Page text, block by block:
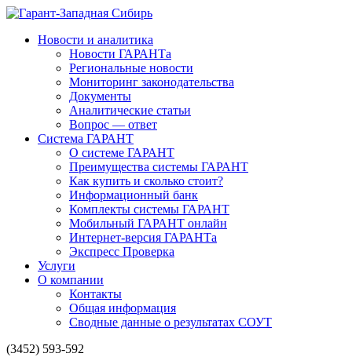
Новости и аналитика
Новости ГАРАНТа
Региональные новости
Мониторинг законодательства
Документы
Аналитические статьи
Вопрос — ответ
Система ГАРАНТ
О системе ГАРАНТ
Преимущества системы ГАРАНТ
Как купить и сколько стоит?
Информационный банк
Комплекты системы ГАРАНТ
Мобильный ГАРАНТ онлайн
Интернет-версия ГАРАНТа
Экспресс Проверка
Услуги
О компании
Контакты
Общая информация
Сводные данные о результатах СОУТ
(3452) 593-592